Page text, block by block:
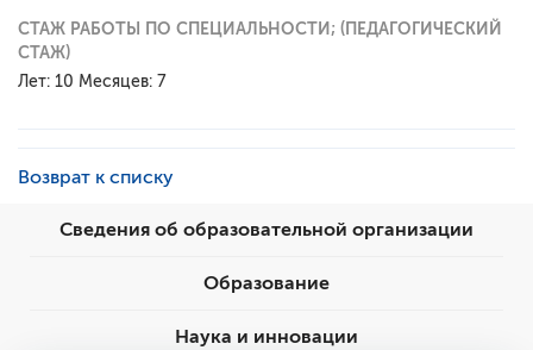
СТАЖ РАБОТЫ ПО СПЕЦИАЛЬНОСТИ; (ПЕДАГОГИЧЕСКИЙ
СТАЖ)
Лет: 10 Месяцев: 7
Возврат к списку
Сведения об образовательной организации
Образование
Наука и инновации